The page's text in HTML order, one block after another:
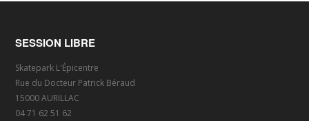
SESSION LIBRE
Skatepark L'Épicentre
Rue du Docteur Patrick Béraud
15000 AURILLAC
04 71 62 51 62